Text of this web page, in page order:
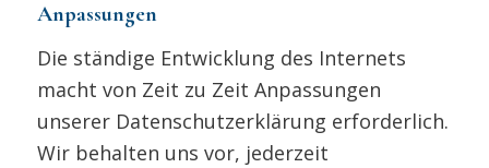
Anpassungen
Die ständige Entwicklung des Internets
macht von Zeit zu Zeit Anpassungen
unserer Datenschutzerklärung erforderlich.
Wir behalten uns vor, jederzeit